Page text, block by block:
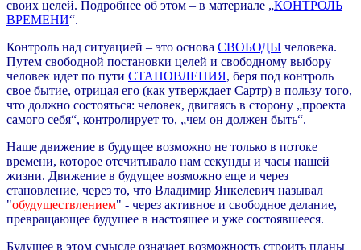
своих целей. Подробнее об этом – в материале „КОНТРОЛЬ
ВРЕМЕНИ“.
Контроль над ситуацией – это основа СВОБОДЫ человека.
Путем свободной постановки целей и свободному выбору
человек идет по пути СТАНОВЛЕНИЯ, беря под контроль
свое бытие, отрицая его (как утверждает Сартр) в пользу того,
что должно состояться: человек, двигаясь в сторону „проекта
самого себя“, контролирует то, „чем он должен быть“.
Наше движение в будущее возможно не только в потоке
времени, которое отсчитывало нам секунды и часы нашей
жизни. Движение в будущее возможно еще и через
становление, через то, что Владимир Янкелевич называл
"обудуществлением" - через активное и свободное делание,
превращающее будущее в настоящее и уже состоявшееся.
Будущее в этом смысле означает возможность строить планы